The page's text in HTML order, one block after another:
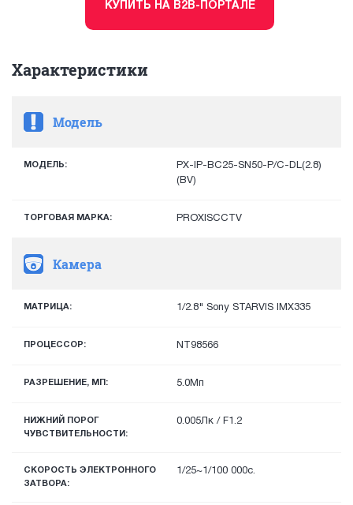
КУПИТЬ НА B2B-ПОРТАЛЕ
Характеристики
Модель
МОДЕЛЬ:
PX-IP-BC25-SN50-P/C-DL(2.8)
(BV)
ТОРГОВАЯ МАРКА: PROXISCCTV
Камера
МАТРИЦА: 1/2.8" Sony STARVIS IMX335
ПРОЦЕССОР: NT98566
РАЗРЕШЕНИЕ, МП: 5.0Мп
НИЖНИЙ ПОРОГ
ЧУВСТВИТЕЛЬНОСТИ:
0.005Лк / F1.2
СКОРОСТЬ ЭЛЕКТРОННОГО
ЗАТВОРА:
1/25~1/100 000с.